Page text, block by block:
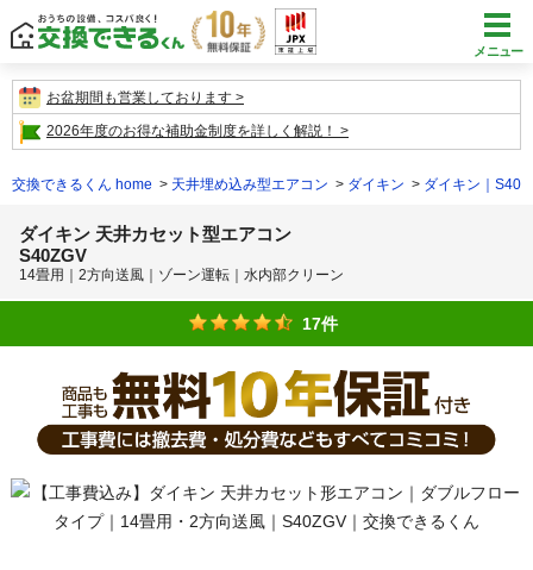
メニュー
お盆期間も営業しております
2026年度のお得な補助金制度を詳しく解説！
交換できるくん home 天井埋め込み型エアコン ダイキン ダイキン｜
ダイキン 天井カセット型エアコン
S40ZGV
14畳用｜2方向送風｜ゾーン運転｜水内部クリーン
17件